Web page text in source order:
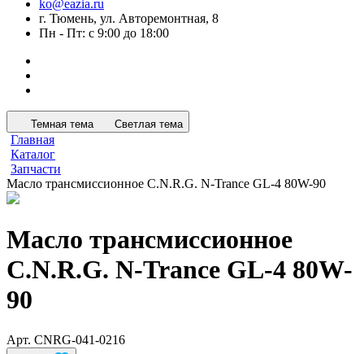
ko@eazia.ru
г. Тюмень, ул. Авторемонтная, 8
Пн - Пт: с 9:00 до 18:00
Темная тема Светлая тема
Главная
Каталог
Запчасти
Масло трансмиссионное C.N.R.G. N-Trance GL-4 80W-90
Масло трансмиссионное
C.N.R.G. N-Trance GL-4 80W-
90
Арт. CNRG-041-0216